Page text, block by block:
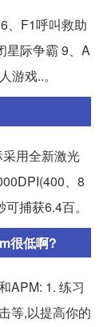
、F1呼叫救助
星际争霸 9、A
游戏..。
用全新激光
、8
捕获6.4百。
很低啊?
APM: 1. 练习
等,以提高你的